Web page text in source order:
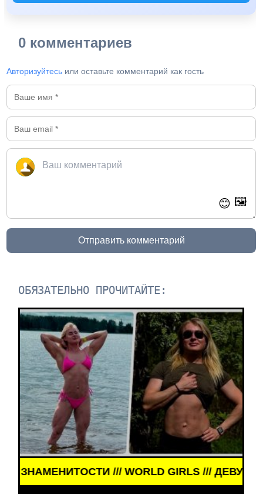
0 комментариев
Авторизуйтесь или оставьте комментарий как гость
😊 🖼️
Отправить комментарий
ОБЯЗАТЕЛЬНО ПРОЧИТАЙТЕ:
GIRLS /// ДЕВУШКИ ЗНАМЕНИТОСТИ